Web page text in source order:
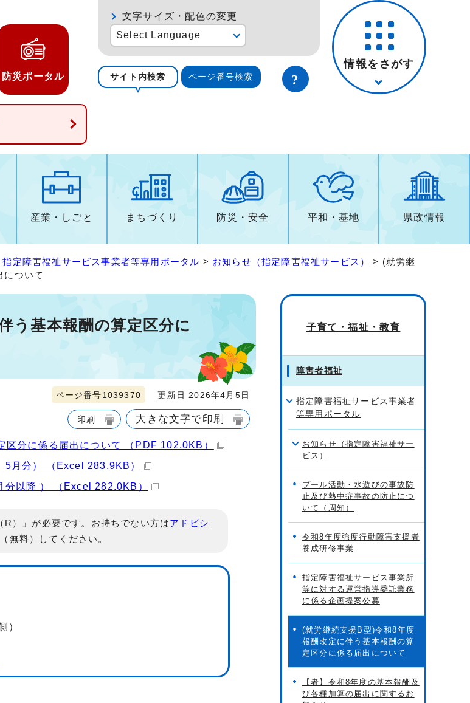
防災ポータル
文字サイズ・配色の変更
Select Language
サイト内検索 ページ番号検索
情報をさがす
産業・しごと まちづくり 防災・安全 平和・基地 県政情報
指定障害福祉サービス事業者等専用ポータル > お知らせ（指定障害福祉サービス）
> (就労継
について
う基本報酬の算定区分に
ページ番号1039370 更新日 2026年4月5日
印刷 大きな文字で印刷
分に係る届出について （PDF 102.0KB）
5月分） （Excel 283.9KB）
分以降 ） （Excel 282.0KB）
）」が必要です。お持ちでない方はアドビシ
無料）してください。
）
子育て・福祉・教育
障害者福祉
指定障害福祉サービス事業者
等専用ポータル
お知らせ（指定障害福祉サー
ビス）
プール活動・水遊びの事故防
止及び熱中症事故の防止につ
いて（周知）
令和8年度強度行動障害支援者
養成研修事業
指定障害福祉サービス事業所
等に対する運営指導委託業務
に係る企画提案公募
(就労継続支援B型)令和8年度
報酬改定に伴う基本報酬の算
定区分に係る届出について
【者】令和8年度の基本報酬及
び各種加算の届出に関するお